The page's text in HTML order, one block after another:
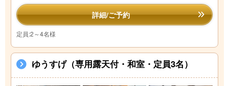
詳細/ご予約
定員:2～4名様
ゆうすげ（専用露天付・和室・定員3名）